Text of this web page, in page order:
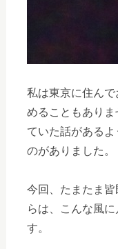
私は東京に住ん
めることもあり
ていた話がある
のがありました。
今回、たまたま
らは、こんな風
す。